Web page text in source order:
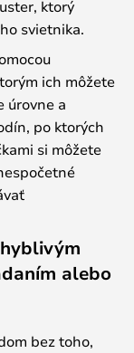
ktorý
svietnika.
ich môžete
úrovne a
po ktorých
si môžete
alebo
bez toho,